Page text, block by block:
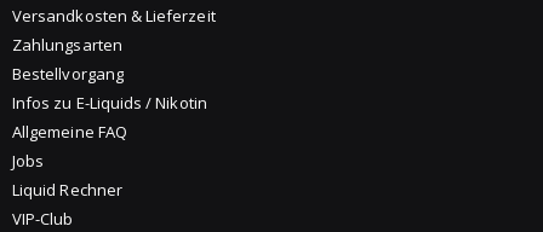
Versandkosten & Lieferzeit
Zahlungsarten
Bestellvorgang
Infos zu E-Liquids / Nikotin
Allgemeine FAQ
Jobs
Liquid Rechner
VIP-Club